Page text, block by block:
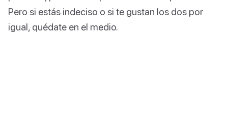
Pero si estás indeciso o si te gustan los dos por
igual, quédate en el medio.